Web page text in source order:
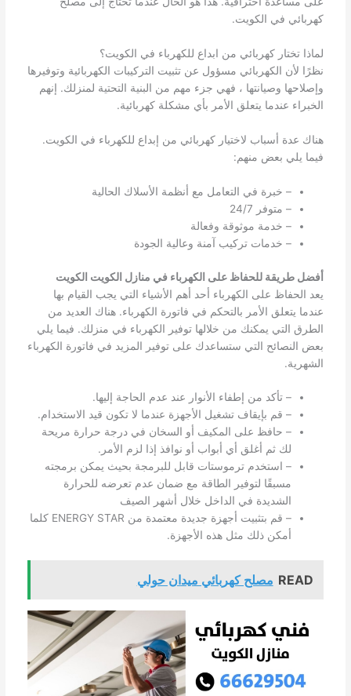
كهربائي في الكويت.
لماذا تختار كهربائي من ابداع للكهرباء في الكويت؟
نظرًا لأن الكهربائي مسؤول عن تثبيت التركيبات الكهربائية وتوفيرها
وإصلاحها وصيانتها ، فهي جزء مهم من البنية التحتية لمنزلك. إنهم
الخبراء عندما يتعلق الأمر بأي مشكلة كهربائية.
هناك عدة أسباب لاختيار كهربائي من إبداع للكهرباء في الكويت.
فيما يلي بعض منهم:
– خبرة في التعامل مع أنظمة الأسلاك الحالية
– متوفر 24/7
– خدمة موثوقة وفعالة
– خدمات تركيب آمنة وعالية الجودة
أفضل طريقة للحفاظ على الكهرباء في منازل الكويت الكويت
يعد الحفاظ على الكهرباء أحد أهم الأشياء التي يجب القيام بها
عندما يتعلق الأمر بالتحكم في فاتورة الكهرباء. هناك العديد من
الطرق التي يمكنك من خلالها توفير الكهرباء في منزلك. فيما يلي
بعض النصائح التي ستساعدك على توفير المزيد في فاتورة الكهرباء
الشهرية.
– تأكد من إطفاء الأنوار عند عدم الحاجة إليها.
– قم بإيقاف تشغيل الأجهزة عندما لا تكون قيد الاستخدام.
– حافظ على المكيف أو السخان في درجة حرارة مريحة
لك ثم أغلق أي أبواب أو نوافذ إذا لزم الأمر.
– استخدم ترموستات قابل للبرمجة بحيث يمكن برمجته
مسبقًا لتوفير الطاقة مع ضمان عدم تعرضه للحرارة
الشديدة في الداخل خلال أشهر الصيف
– قم بتثبيت أجهزة جديدة معتمدة من ENERGY STAR كلما
أمكن ذلك مثل هذه الأجهزة.
READ مصلح كهربائي ميدان حولي